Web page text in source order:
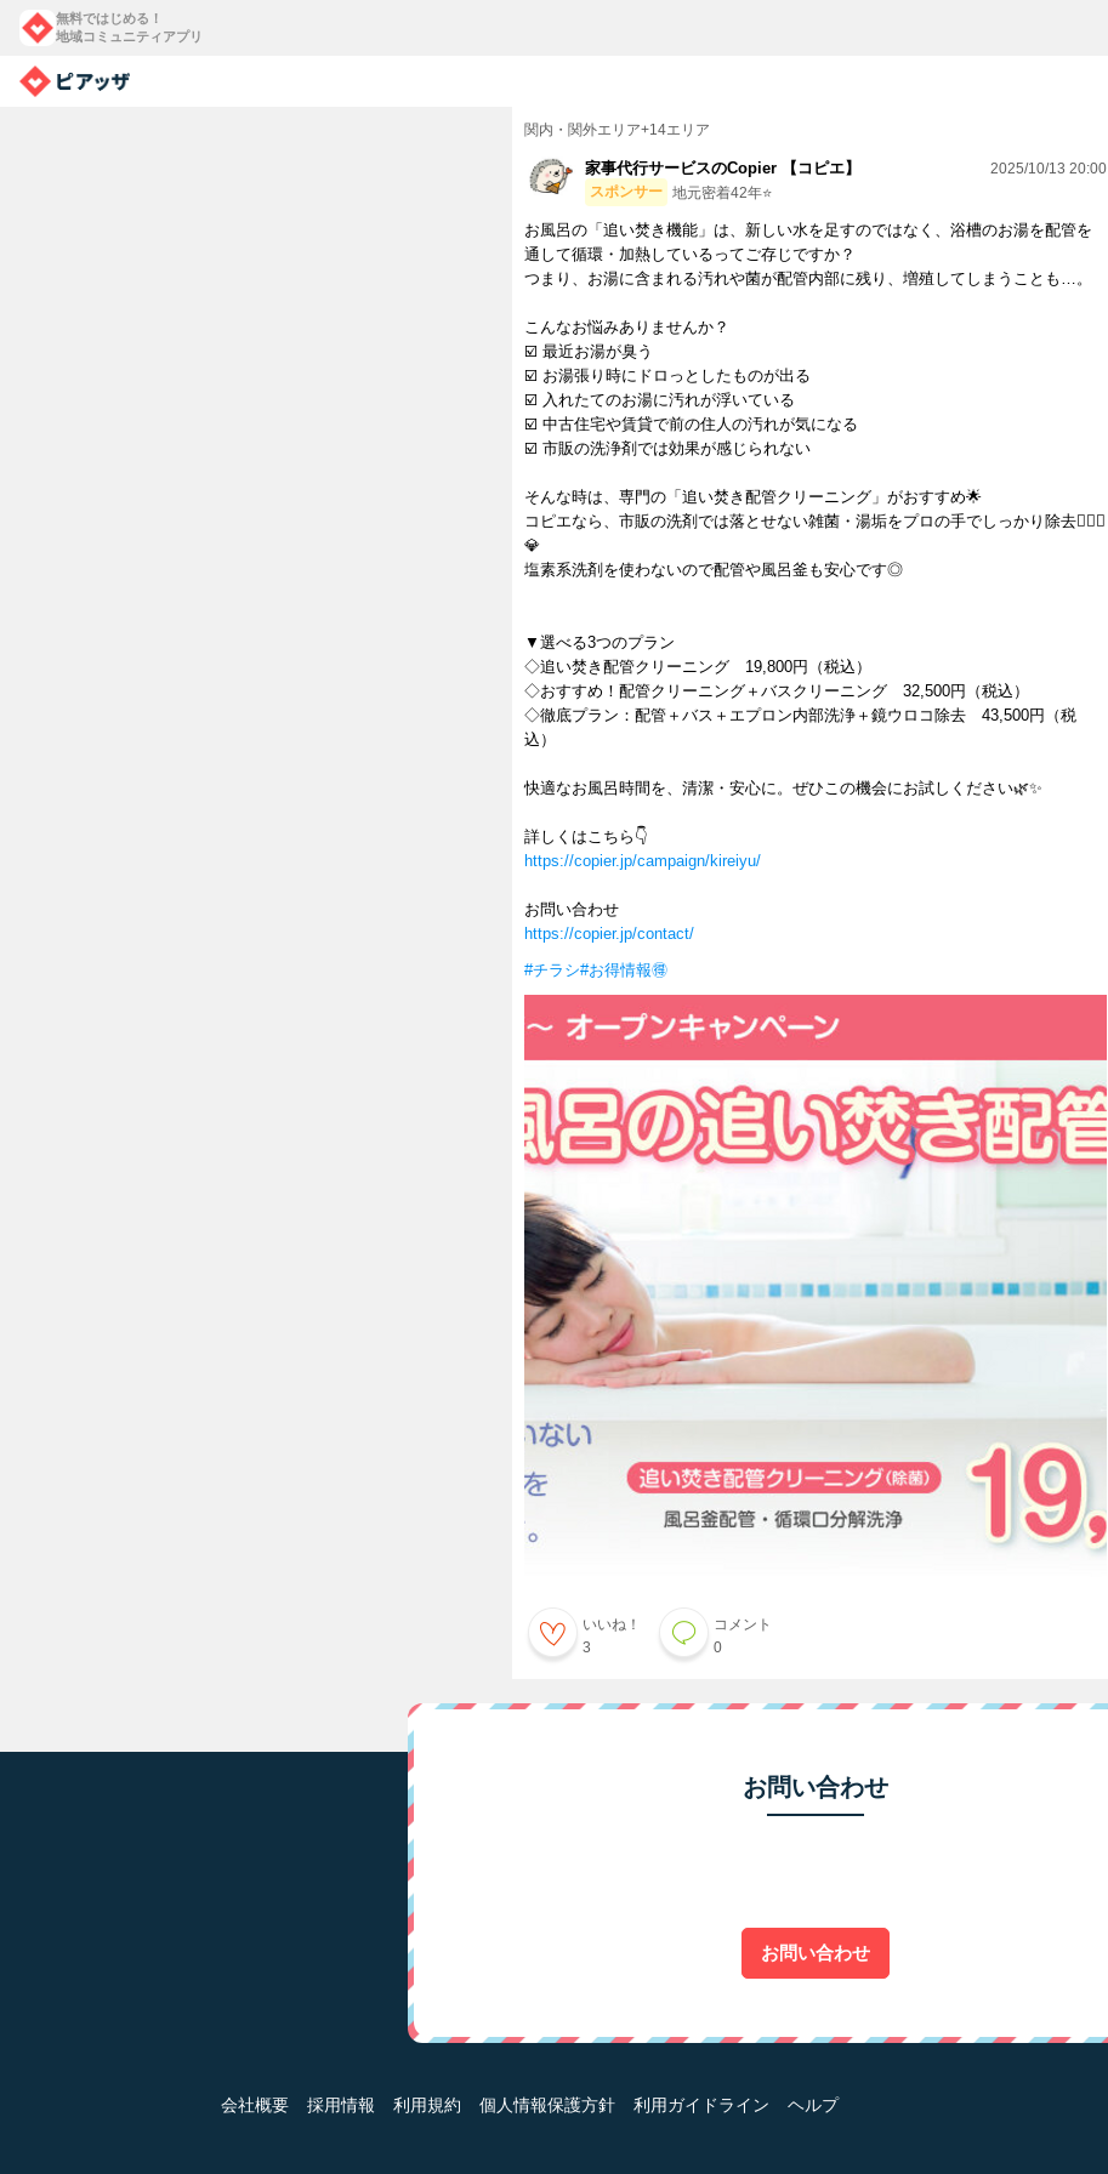
無料ではじめる！
地域コミュニティアプリ
関内・関外エリア+14エリア
家事代行サービスのCopier 【コピエ】
スポンサー 地元密着42年⭐️
2025/10/13 20:00
お風呂の「追い焚き機能」は、新しい水を足すのではなく、浴槽のお湯を配管を
通して循環・加熱しているってご存じですか？
つまり、お湯に含まれる汚れや菌が配管内部に残り、増殖してしまうことも…。
こんなお悩みありませんか？
☑️ 最近お湯が臭う
☑️ お湯張り時にドロっとしたものが出る
☑️ 入れたてのお湯に汚れが浮いている
☑️ 中古住宅や賃貸で前の住人の汚れが気になる
☑️ 市販の洗浄剤では効果が感じられない
そんな時は、専門の「追い焚き配管クリーニング」がおすすめ🌟
コピエなら、市販の洗剤では落とせない雑菌・湯垢をプロの手でしっかり除去🙆🏽‍♀️
💎
塩素系洗剤を使わないので配管や風呂釜も安心です◎
▼選べる3つのプラン
◇追い焚き配管クリーニング 19,800円（税込）
◇おすすめ！配管クリーニング＋バスクリーニング 32,500円（税込）
◇徹底プラン：配管＋バス＋エプロン内部洗浄＋鏡ウロコ除去 43,500円（税
込）
快適なお風呂時間を、清潔・安心に。ぜひこの機会にお試しください🌿✨
詳しくはこちら👇
https://copier.jp/campaign/kireiyu/
お問い合わせ
https://copier.jp/contact/
#チラシ#お得情報🉐
いいね！
3
コメント
0
お問い合わせ
お問い合わせ
会社概要 採用情報 利用規約 個人情報保護方針 利用ガイドライン ヘルプ